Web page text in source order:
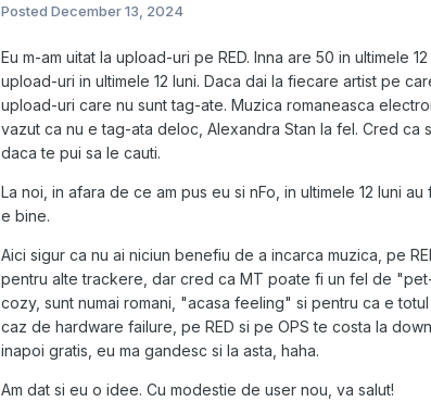
PostedDecember 13, 2024
Eu m-am uitat la upload-uri pe RED. Inna are 50 in ultimele
upload-uri in ultimele 12 luni. Daca dai la fiecare artist pe
upload-uri care nu sunt tag-ate. Muzica romaneasca
vazut ca nu e tag-ata deloc, Alexandra Stan la fel. Cred ca
daca te pui sa le cauti.
La noi, in afara de ce am pus eu si nFo, in ultimele 12 luni
e bine.
Aici sigur ca nu ai niciun benefiu de a incarca muzica, pe
pentru alte trackere, dar cred ca MT poate fi un fel de
cozy, sunt numai romani, "acasa feeling" si pentru ca e
caz de hardware failure, pe RED si pe OPS te costa la
inapoi gratis, eu ma gandesc si la asta, haha.
Am dat si eu o idee. Cu modestie de user nou, va salut!